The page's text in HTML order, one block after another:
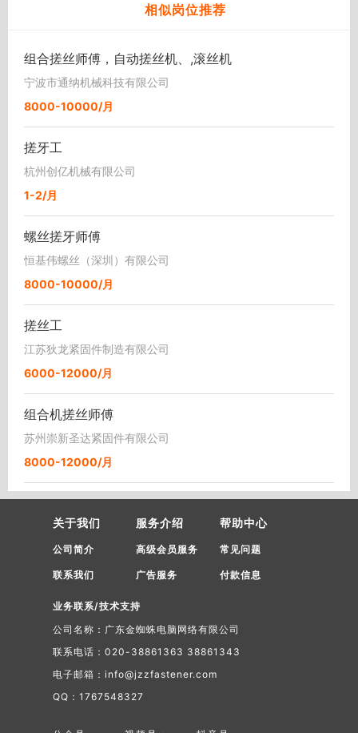
相似岗位推荐
组合搓丝师傅，自动搓丝机、,滚丝机
宁波市通纳机械科技有限公司
8000-10000/月
搓牙工
杭州创亿机械有限公司
1-2/月
螺丝搓牙师傅
恒基伟螺丝（深圳）有限公司
8000-10000/月
搓丝工
江苏狄龙紧固件制造有限公司
6000-12000/月
组合机搓丝师傅
苏州崇新圣达紧固件有限公司
8000-12000/月
关于我们
公司简介
联系我们
服务介绍
高级会员服务
广告服务
帮助中心
常见问题
付款信息
业务联系/技术支持
公司名称：广东金蜘蛛电脑网络有限公司
联系电话：020-38861363 38861343
电子邮箱：info@jzzfastener.com
QQ：1767548327